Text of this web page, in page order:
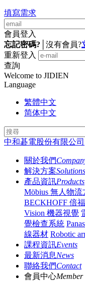
填寫需求
會員登入
忘記密碼?
沒有會員?
重新登入
查詢
Welcome to JIDIEN
Language
繁體中文
简体中文
中和碁電股份有限公司
關於我們
解決方案Solutions
產品資訊Products
Möbius 無人物流
BECKHOFF 倍福
Vision 機器視覺
覺檢查系統
線器材 Robotic
課程資訊Events
最新消息News
聯絡我們Contact
會員中心Member